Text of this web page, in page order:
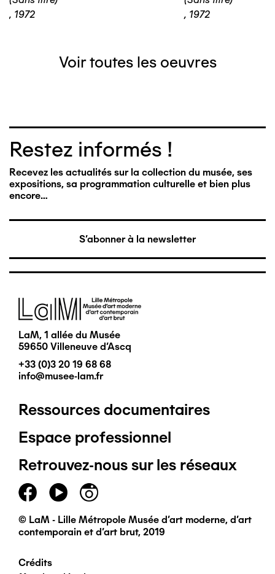
, 1972
, 1972
Voir toutes les oeuvres
Restez informés !
Recevez les actualités sur la collection du musée, ses
expositions, sa programmation culturelle et bien plus
encore…
S'abonner à la newsletter
Image
LaM, 1 allée du Musée
59650 Villeneuve d'Ascq
+33 (0)3 20 19 68 68
info@musee-lam.fr
Pied
de
page
principal
Ressources documentaires
Espace professionnel
Retrouvez-nous sur les réseaux
© LaM - Lille Métropole Musée d'art moderne, d'art
contemporain et d'art brut, 2019
Crédits